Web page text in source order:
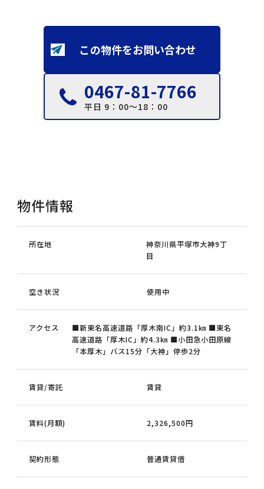
この物件をお問い合わせ
0467-81-7766
平日 9：00～18：00
物件情報
所在地
神奈川県平塚市大神9丁
目
空き状況 使用中
アクセス
■新東名高速道路「厚木南IC」約3.1㎞ ■東名
高速道路「厚木IC」約4.3㎞ ■小田急小田原線
「本厚木」バス15分「大神」停歩2分
賃貸/寄託 賃貸
賃料(月額) 2,326,500円
契約形態 普通賃貸借